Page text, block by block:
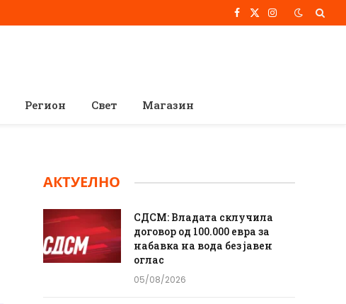
Facebook
X
Instagram
Регион Свет Магазин
АКТУЕЛНО
СДСМ: Владата склучила
договор од 100.000 евра за
набавка на вода без јавен
оглас
05/08/2026